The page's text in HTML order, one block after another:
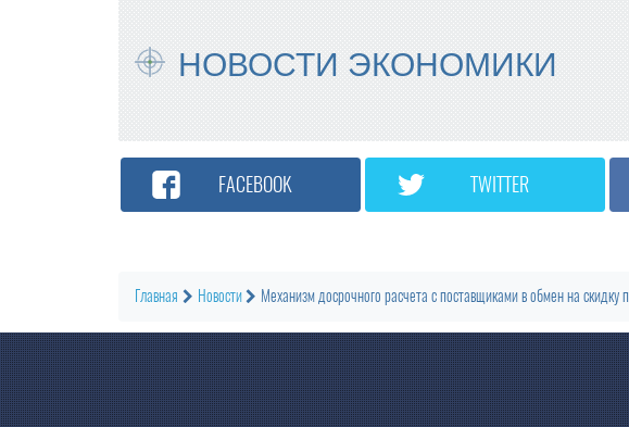
НОВОСТИ ЭКОНОМИКИ
FACEBOOK TWITTER
Главная Новости Механизм досрочного расчета с поставщиками в обмен на скидку